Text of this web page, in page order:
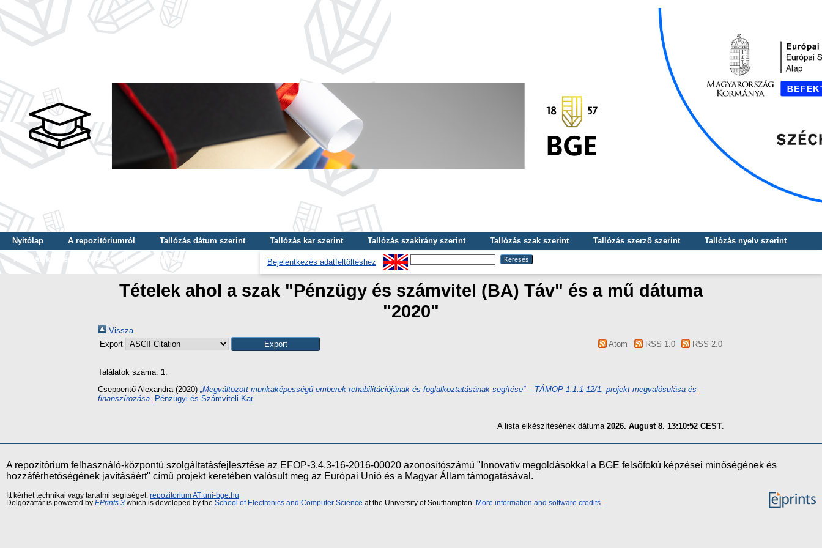
Nyitólap A repozitóriumról Tallózás dátum szerint Tallózás kar szerint Tallózás szakirány szerint Tallózás szak szerint Tallózás szerző szerint
Tallózás nyelv szerint
Tallózás képzés szintje szerint
Tallózás kulcsszó szerint Bejelentkezés adatfeltöltéshez
Tételek ahol a szak "Pénzügy és számvitel (BA) Táv" és a mű dátuma
"2020"
Vissza
Export
Atom RSS 1.0 RSS 2.0
Találatok száma: 1.
Cseppentő Alexandra (2020) „Megváltozott munkaképességű emberek rehabilitációjának és foglalkoztatásának segítése” – TÁMOP-1.1.1-12/1. projekt megvalósulása és
finanszírozása.
Pénzügyi és Számviteli Kar.
A lista elkészítésének dátuma 2026. August 8. 13:10:52 CEST
A repozitórium felhasználó-központú szolgáltatásfejlesztése az EFOP-3.4.3-16-2016-00020 azonosítószámú "Innovatív megoldásokkal a BGE felsőfokú képzései minőségének és
hozzáférhetőségének javításáért" című projekt keretében valósult meg az Európai Unió és a Magyar Állam támogatásával.
Itt kérhet technikai vagy tartalmi segítséget: repozitorium AT uni-bge.hu
Dolgozattár is powered by EPrints 3 which is developed by the School of Electronics and Computer Science at the University of Southampton. More information and software credits